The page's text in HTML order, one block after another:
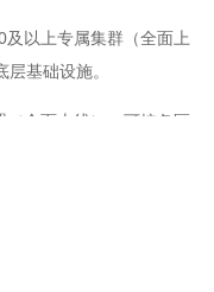
以上专属集群（全面上
基础设施。
（全面上线）：可按各区